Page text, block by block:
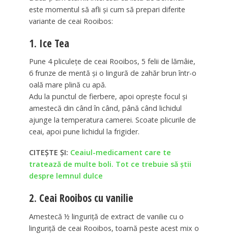
este momentul să afli și cum să prepari diferite
variante de ceai Rooibos:
1. Ice Tea
Pune 4 pliculețe de ceai Rooibos, 5 felii de lămâie,
6 frunze de mentă și o lingură de zahăr brun într-o
oală mare plină cu apă.
Adu la punctul de fierbere, apoi oprește focul și
amestecă din când în când, până când lichidul
ajunge la temperatura camerei. Scoate plicurile de
ceai, apoi pune lichidul la frigider.
CITEȘTE ȘI: Ceaiul-medicament care te
tratează de multe boli. Tot ce trebuie să știi
despre lemnul dulce
2. Ceai Rooibos cu vanilie
Amestecă ½ linguriță de extract de vanilie cu o
linguriță de ceai Rooibos, toarnă peste acest mix o